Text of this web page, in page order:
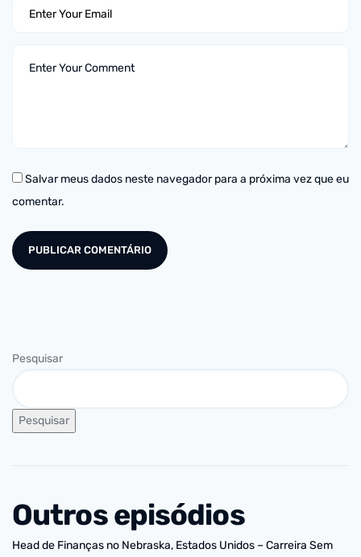
Salvar meus dados neste navegador para a próxima vez que eu
comentar.
Pesquisar
Pesquisar
Outros episódios
Head de Finanças no Nebraska, Estados Unidos – Carreira Sem